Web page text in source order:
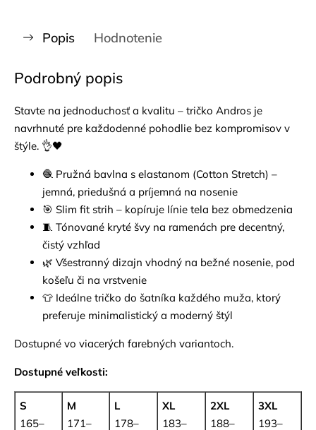
Popis Hodnotenie
Podrobný popis
Stavte na jednoduchosť a kvalitu – tričko Andros je
navrhnuté pre každodenné pohodlie bez kompromisov v
štýle. 👌🖤
🧶 Pružná bavlna s elastanom (Cotton Stretch) –
jemná, priedušná a príjemná na nosenie
🎯 Slim fit strih – kopíruje línie tela bez obmedzenia
🧵 Tónované kryté švy na ramenách pre decentný,
čistý vzhľad
🌿 Všestranný dizajn vhodný na bežné nosenie, pod
košeľu či na vrstvenie
👕 Ideálne tričko do šatníka každého muža, ktorý
preferuje minimalistický a moderný štýl
Dostupné vo viacerých farebných variantoch.
Dostupné veľkosti:
S
165–
M
171–
L
178–
XL
183–
2XL
188–
3XL
193–